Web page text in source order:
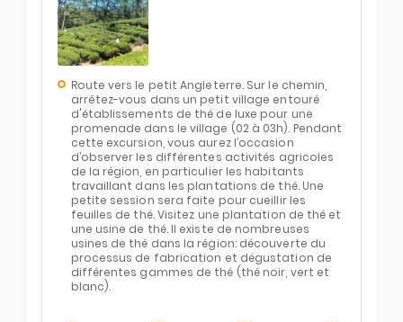
Route vers le petit Angleterre. Sur le chemin,
arrêtez-vous dans un petit village entouré
d'établissements de thé de luxe pour une
promenade dans le village (02 à 03h). Pendant
cette excursion, vous aurez l’occasion
d’observer les différentes activités agricoles
de la région, en particulier les habitants
travaillant dans les plantations de thé. Une
petite session sera faite pour cueillir les
feuilles de thé. Visitez une plantation de thé et
une usine de thé. Il existe de nombreuses
usines de thé dans la région: découverte du
processus de fabrication et dégustation de
différentes gammes de thé (thé noir, vert et
blanc).